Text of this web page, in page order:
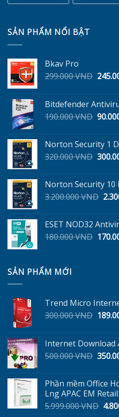
SẢN PHẨM NỔI BẬT
Bkav Pro
299.000VND Giá
Bitdefender
190.000VND Giá
Norton Security 1
320.000VND Giá
Norton Security 10
3.200.000VND Giá
ESET NOD32
180.000VND Giá
SẢN PHẨM MỚI
Trend Micro
300.000VND Giá
Internet Download
500.000VND Giá
Phần mềm Office
Lng APAC EM
5.999.000VND Giá